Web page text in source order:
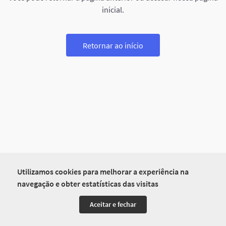
Utilizamos cookies para melhorar a experiência na
navegação e obter estatísticas das visitas
Aceitar e fechar
inicial.
Retornar ao início